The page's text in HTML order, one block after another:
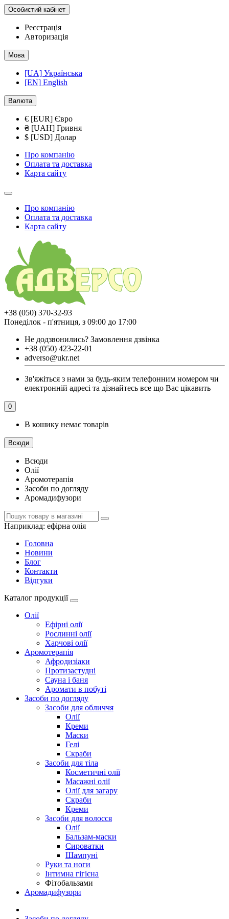
Особистий кабінет
Реєстрація
Авторизація
Мова
[UA] Українська
[EN] English
Валюта
€ [EUR] Євро
₴ [UAH] Гривня
$ [USD] Долар
Про компанію
Оплата та доставка
Карта сайту
Про компанію
Оплата та доставка
Карта сайту
+38 (050) 370-32-93
Понеділок - п'ятниця, з 09:00 до 17:00
Не додзвонились? Замовлення дзвінка
+38 (050) 423-22-01
adverso@ukr.net
Зв'яжіться з нами за будь-яким телефонним номером чи
електронній адресі та дізнайтесь все що Вас цікавить
0
В кошику немає товарів
Всюди
Всюди
Олії
Аромотерапія
Засоби по догляду
Аромадифузори
Наприклад: ефірна олія
Головна
Новини
Блог
Контакти
Відгуки
Каталог продукції
Олії
Ефірні олії
Рослинні олії
Харчові олії
Аромотерапія
Афродизіаки
Протизастудні
Сауна і баня
Аромати в побуті
Засоби по догляду
Засоби для обличчя
Олії
Креми
Маски
Гелі
Скраби
Засоби для тіла
Косметичні олії
Масажні олії
Олії для загару
Скраби
Креми
Засоби для волосся
Олії
Бальзам-маски
Сироватки
Шампуні
Руки та ноги
Інтимна гігієна
Фітобальзами
Аромадифузори